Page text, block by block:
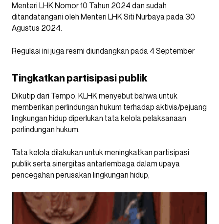
Menteri LHK Nomor 10 Tahun 2024 dan sudah
ditandatangani oleh Menteri LHK Siti Nurbaya pada 30
Agustus 2024.
Regulasi ini juga resmi diundangkan pada 4 September
Tingkatkan partisipasi publik
Dikutip dari Tempo, KLHK menyebut bahwa untuk
memberikan perlindungan hukum terhadap aktivis/pejuang
lingkungan hidup diperlukan tata kelola pelaksanaan
perlindungan hukum.
Tata kelola dilakukan untuk meningkatkan partisipasi
publik serta sinergitas antarlembaga dalam upaya
pencegahan perusakan lingkungan hidup,